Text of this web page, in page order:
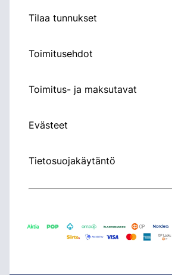
Tilaa tunnukset
Toimitusehdot
Toimitus- ja maksutavat
Evästeet
Tietosuojakäytäntö